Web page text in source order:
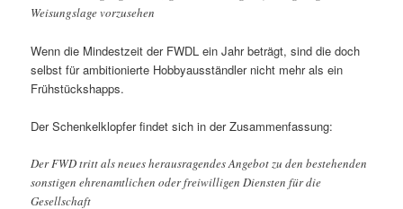
Weisungslage vorzusehen
Wenn die Mindestzeit der FWDL ein Jahr beträgt, sind die doch
selbst für ambitionierte Hobbyausständler nicht mehr als ein
Frühstückshapps.
Der Schenkelklopfer findet sich in der Zusammenfassung:
Der FWD tritt als neues herausragendes Angebot zu den bestehenden
sonstigen ehrenamtlichen oder freiwilligen Diensten für die
Gesellschaft